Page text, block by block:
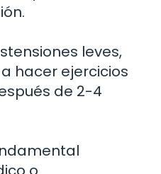
leves,
hacer ejercicios
de 2-4